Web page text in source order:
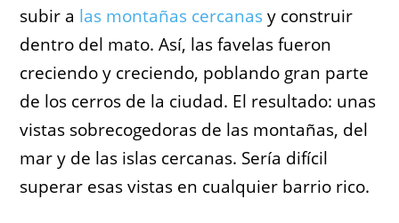
subir a las montañas cercanasy construir
dentro del mato. Así, las favelas fueron
creciendo y creciendo, poblando gran parte
de los cerros de la ciudad. El resultado: unas
vistas sobrecogedoras de las montañas, del
mar y de las islas cercanas. Sería difícil
superar esas vistas en cualquier barrio rico.